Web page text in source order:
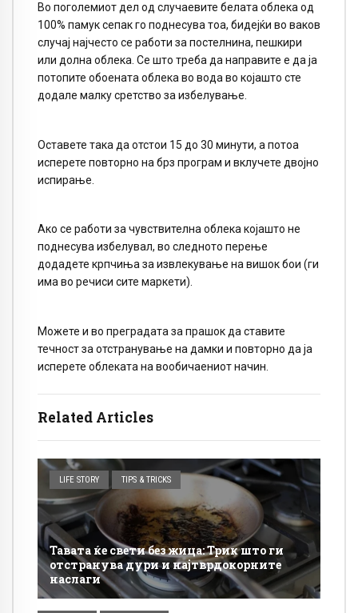
Related Articles
LIFE STORY TIPS & TRICKS
Тавата ќе свети без жица: Трик што ги
отстранува дури и најтврдокорните
наслаги
Во поголемиот дел од случаевите белата облека од
100% памук сепак го поднесува тоа, бидејќи во ваков
случај најчесто се работи за постелнина, пешкири
или долна облека. Се што треба да направите е да ја
потопите обоената облека во вода во којашто сте
додале малку сретство за избелување.
Оставете така да отстои 15 до 30 минути, а потоа
исперете повторно на брз програм и вклучете двојно
испирање.
Ако се работи за чувствителна облека којашто не
поднесува избелувал, во следното перење
додадете крпчиња за извлекување на вишок бои (ги
има во речиси сите маркети).
Можете и во преградата за прашок да ставите
течност за отстранување на дамки и повторно да ја
исперете облеката на вообичаениот начин.